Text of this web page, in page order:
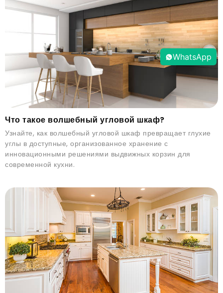
Что такое волшебный угловой шкаф?
Узнайте, как волшебный угловой шкаф превращает глухие
углы в доступные, организованное хранение с
инновационными решениями выдвижных корзин для
современной кухни.
WhatsApp